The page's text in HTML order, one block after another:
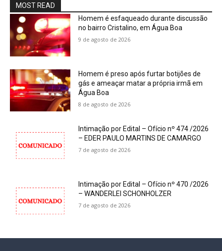
MOST READ
Homem é esfaqueado durante discussão
no bairro Cristalino, em Água Boa
9 de agosto de 2026
Homem é preso após furtar botijões de
gás e ameaçar matar a própria irmã em
Água Boa
8 de agosto de 2026
Intimação por Edital – Ofício nº 474 /2026
– EDER PAULO MARTINS DE CAMARGO
7 de agosto de 2026
Intimação por Edital – Ofício nº 470 /2026
– WANDERLEI SCHONHOLZER
7 de agosto de 2026